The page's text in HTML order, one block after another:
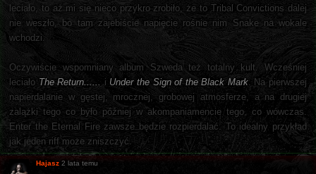
leciało, to aż mi się nieco przykro zrobiło, że to Tribal Convictions dalej
nie weszło, bo tam zajebiście napięcie rośnie nim Snake na wokale
wchodzi.
Oczywiście wspomniany album Szweda też totalny kult. Wcześniej
leciało The Return...... i Under the Sign of the Black Mark. Na pierwszej
napierdalanie w gęstej, mrocznej, grobowej atmosferze, a na drugiej
zalążki tego co było później w akompaniamencie tego, co wówczas.
Enter the Eternal Fire zawsze będzie rozpierdalać. To idealny przykład
jak jeden riff może zniszczyć.
Hajasz 2 lata temu